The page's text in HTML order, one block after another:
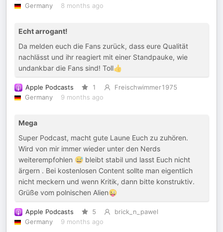
Germany
8 months ago
Echt arrogant!
Da melden euch die Fans zurück, dass eure Qualität
nachlässt und ihr reagiert mit einer Standpauke, wie
undankbar die Fans sind! Toll👍
Apple Podcasts 1
Freischwimmer1975
Germany
9 months ago
Mega
Super Podcast, macht gute Laune Euch zu zuhören.
Wird von mir immer wieder unter den Nerds
weiterempfohlen 😅 bleibt stabil und lasst Euch nicht
ärgern . Bei kostenlosen Content sollte man eigentlich
nicht meckern und wenn Kritik, dann bitte konstruktiv.
Grüße vom polnischen Alien😜
Apple Podcasts 5
brick_n_pawel
Germany
9 months ago